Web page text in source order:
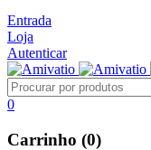
Entrada
Loja
Autenticar
0
Carrinho (0)